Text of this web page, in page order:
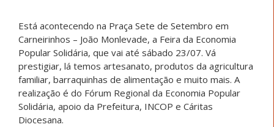
Está acontecendo na Praça Sete de Setembro em
Carneirinhos – João Monlevade, a Feira da Economia
Popular Solidária, que vai até sábado 23/07. Vá
prestigiar, lá temos artesanato, produtos da agricultura
familiar, barraquinhas de alimentação e muito mais. A
realização é do Fórum Regional da Economia Popular
Solidária, apoio da Prefeitura, INCOP e Cáritas
Diocesana.